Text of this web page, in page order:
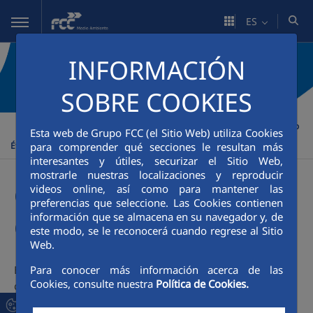
Saltar al contenido principal
INFORMACIÓN
SOBRE COOKIES
Esta web de Grupo FCC (el Sitio Web) utiliza Cookies
para comprender qué secciones le resultan más
interesantes y útiles, securizar el Sitio Web,
mostrarle nuestras localizaciones y reproducir
videos online, así como para mantener las
preferencias que seleccione. Las Cookies contienen
información que se almacena en su navegador y, de
este modo, se le reconocerá cuando regrese al Sitio
Web.
Para conocer más información acerca de las
Cookies, consulte nuestra Política de Cookies.
ES
FCC Medio Ambiente > Sostenibilidad > Gobernanza >
Código
Ético y de Conducta
Código Ético y de
Conducta
El Código Ético y de Conducta establece las pautas de
conducta que orienta la actuación y el comportamiento de
nuestros profesionales en asuntos de orden ético, social y